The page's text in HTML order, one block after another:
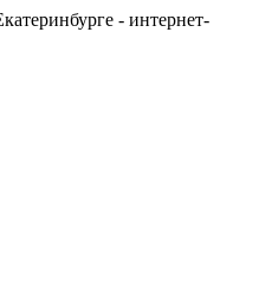
- интернет-